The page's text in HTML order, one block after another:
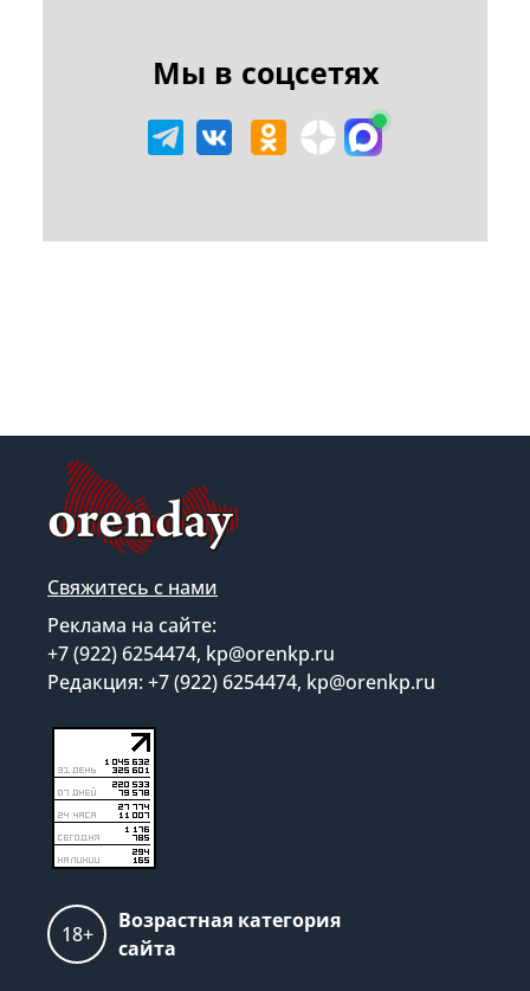
Мы в соцсетях
Свяжитесь с нами
Реклама на сайте:
+7 (922) 6254474, kp@orenkp.ru
Редакция: +7 (922) 6254474, kp@orenkp.ru
18+
Возрастная категория
сайта